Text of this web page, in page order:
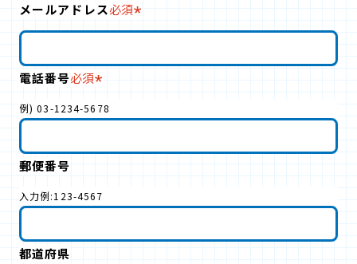
メールアドレス必須
電話番号必須
例) 03-1234-5678
郵便番号
入力例:123-4567
都道府県